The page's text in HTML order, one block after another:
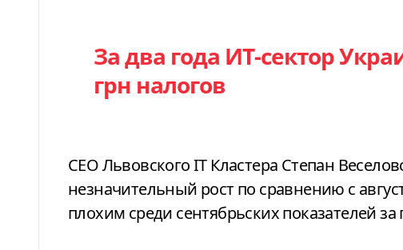
За два года ИТ-сектор
грн налогов
CEO Львовского ІТ Кластера Степан
незначительный рост по сравнению с
плохим среди сентябрьских показателей